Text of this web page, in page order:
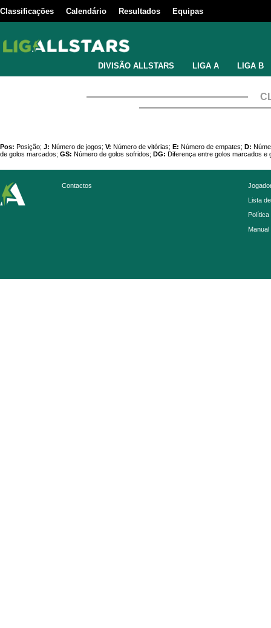
Classificações Calendário Resultados Equipas
DIVISÃO ALLSTARS LIGA A LIGA B
Pos: Posição; J: Número de jogos; V: Número de vitórias; E: Número de empates; D:
de golos marcados; GS: Número de golos sofridos; DG: Diferença entre golos marcados e
Contactos
Lista
Política